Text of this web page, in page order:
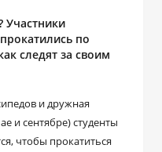
Участники
по
следят за своим
и дружная
и сентябре) студенты
чтобы прокатиться